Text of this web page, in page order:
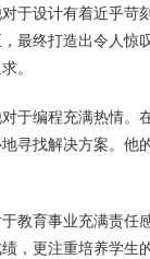
于设计有着近乎苛
最终打造出令人惊
。
于编程充满热情。
寻找解决方案。他
教育事业充满责任
，更注重培养学生